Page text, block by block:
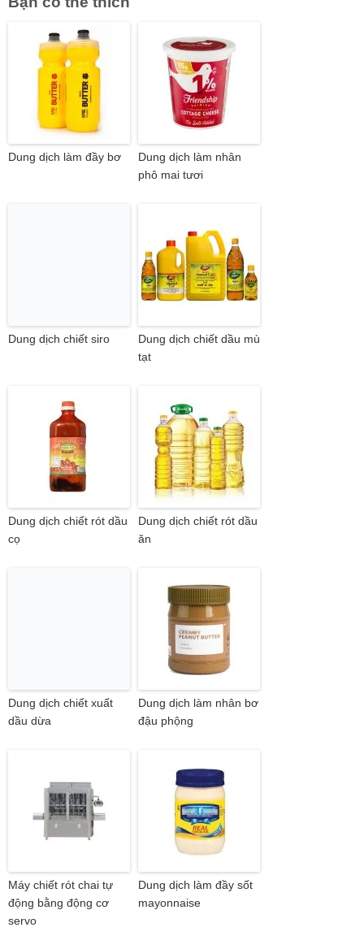
Dung dịch làm đầy bơ
Dung dịch làm nhân
phô mai tươi
Dung dịch chiết siro
Dung dịch chiết dầu mù
tạt
Dung dịch chiết rót dầu
cọ
Dung dịch chiết rót dầu
ăn
Dung dịch chiết xuất
dầu dừa
Dung dịch làm nhân bơ
đậu phộng
Máy chiết rót chai tự
động bằng động cơ
servo
Dung dịch làm đầy sốt
mayonnaise